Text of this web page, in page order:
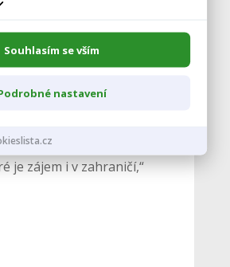
nákup mléka od
podle ČSÚmeziročně
na 835.494 litrů,
„(Růst produkce)
kvalitu českého
je zájem i v zahraničí,“
Souhlasím se vším
nastavení